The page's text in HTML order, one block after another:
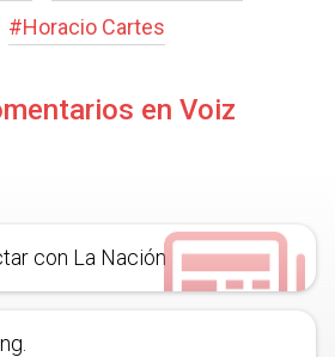
#Horacio Cartes
en Voiz
con La Nación